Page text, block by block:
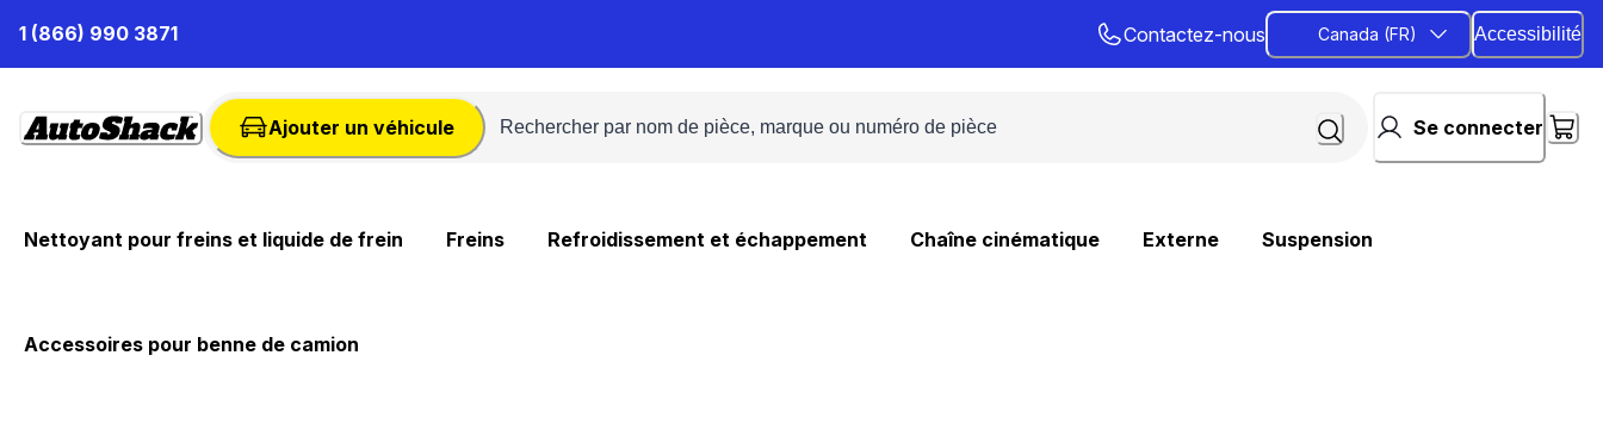
contenu
1 (866) 990 3871 Contactez-nous Canada (FR) Accessibilité
Ajouter un véhicule Se connecter
Nettoyant pour freins et liquide de frein Freins Refroidissement et échappement Chaîne cinématique Externe Suspension
Accessoires pour benne de camion